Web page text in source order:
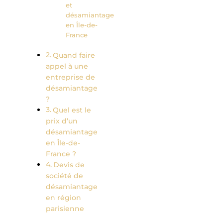
et
désamiantage
en Île-de-
France
Quand faire
appel à une
entreprise de
désamiantage
?
Quel est le
prix d’un
désamiantage
en Île-de-
France ?
Devis de
société de
désamiantage
en région
parisienne